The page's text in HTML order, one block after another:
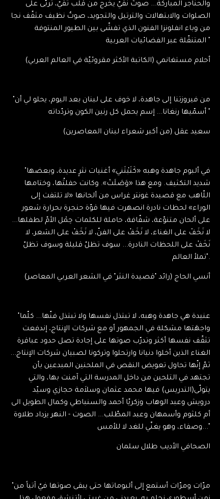
والحناجر المباركة... صوتٌ نقيّ يخرج من قلب تقيّ، تربّى على
الصلوات والابتهالات والترتيل والتجويد، صوتٌ نظيف مثقّف نجا
من وباء انفلونزا الفنون الذي تفشّى بين الطيور المنتوفة
أحلام مستغانمي (الكاتبة الأكثر مقروئيّة في العالم العربي)
سعيد عقل (من أكبر شعراء لبنان المعاصرين)
شديد التكثيف. ومع هذا «وَصَلَتْ». وكانت حفلتُها، وختامها
اللّاهب مع قصيدة غونتر غراس من ألحانها «لا تلتفت إلى
الوراء» لحظات نادرة انصهرت فيها قوّة حنجرة بحرارة شعور
على ألحان متنوّعة، شفّافة، حاملة للكلمات حِمْل الأمّ لطفلها...
لا نَخَفْ على الغناء، لا نَخَفْ على الفنّ، لا نَخَفْ على الشعر، لا
نَخَفْ على اللحظات النادرة... سوف تظلّ قليلة وسوف تظلّ
تملأ العالم".
أنسي الحاج (رائد "قصيدة النثر" في الشعر العربي المعاصر)
واجهَتها مشكلة في الجمهور أو مع شركات الإنتاج، إندفعت
تثقّف نفسها أكثر وتدرّب صوتها على إجادة تصل حدود عباقرة
الغناء الذين أخلوا دنيانا وارتحلوا وتركونا لصبيان شركات الإنتاج...
ثمّ إنّها تحاول تعويض النقص في الملحنين المبدعين بأن
تجتهد في التلحين من داخل المدرسة التي آمنت بها، والتي
يتولّى(التدريس) فيها محمد عثمان وسلاَمة حجازي وسيّد
درويش وعبد الوهاب وزكريّا أحمد والسنباطي وكمال الطويل الى
أم كلثوم وأسمهان وعبد المطّلب... الصوت - النهر يزداد طلاوة
وصفاء، وهو يغنّي للغد لا للأمس..."
الصحافي الأديب طلال سلمان